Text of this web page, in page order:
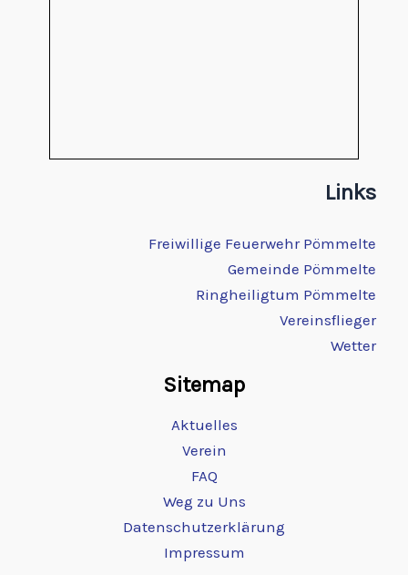
Links
Freiwillige Feuerwehr Pömmelte
Gemeinde Pömmelte
Ringheiligtum Pömmelte
Vereinsflieger
Wetter
Sitemap
Aktuelles
Verein
FAQ
Weg zu Uns
Datenschutzerklärung
Impressum